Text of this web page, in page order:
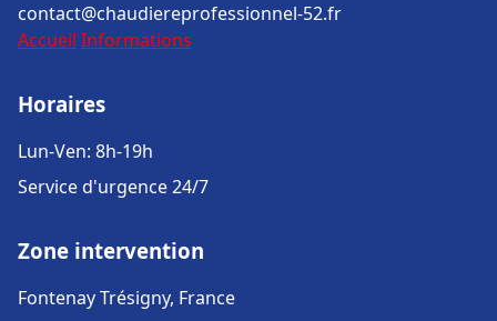
contact@chaudiereprofessionnel-52.fr
Accueil Informations
Horaires
Lun-Ven: 8h-19h
Service d'urgence 24/7
Zone intervention
Fontenay Trésigny, France